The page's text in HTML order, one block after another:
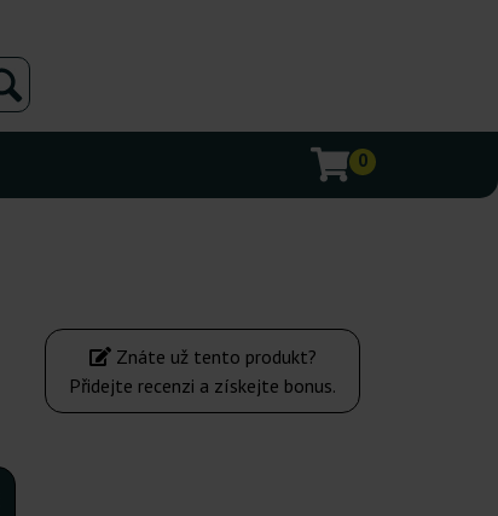
0
Znáte už tento produkt?
Přidejte recenzi a získejte bonus.